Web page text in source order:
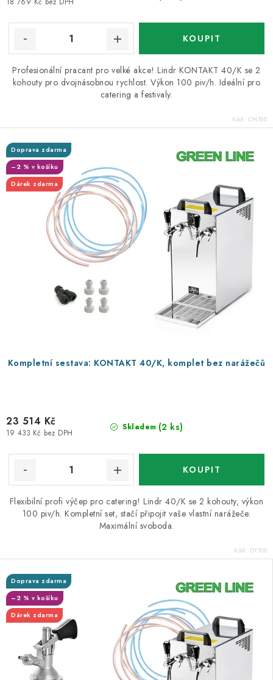
18 769 Kč bez DPH
Profesionální pracant pro velké akce! Lindr KONTAKT 40/K se 2
kohouty pro dvojnásobnou rychlost. Výkon 100 piv/h. Ideální pro
catering a festivaly.
Kód: CM180
Kompletní sestava: KONTAKT 40/K, komplet bez narážečů
Doprava zdarma
–2 % v košíku
Dárek zdarma
Skladem (2 ks)
19 433 Kč bez DPH
23 514 Kč
Flexibilní profi výčep pro catering! Lindr 40/K se 2 kohouty, výkon
100 piv/h. Kompletní set, stačí připojit vaše vlastní narážeče.
Maximální svoboda.
Kód: DY100
Doprava zdarma
–2 % v košíku
Dárek zdarma